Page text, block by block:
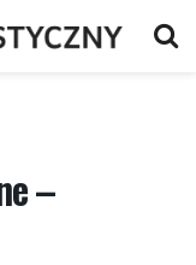
–